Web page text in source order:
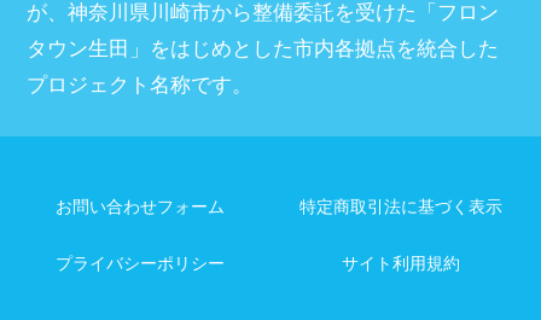
が、神奈川県川崎市から整備委託を受けた「フロン
タウン生田」をはじめとした市内各拠点を統合した
プロジェクト名称です。
お問い合わせフォーム 特定商取引法に基づく表示
プライバシーポリシー サイト利用規約